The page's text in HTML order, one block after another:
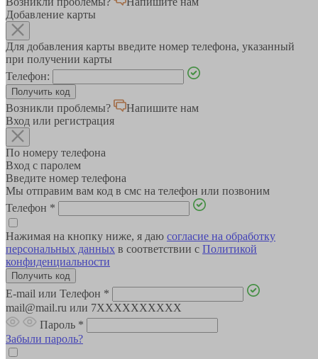
Добавление карты
Для добавления карты введите номер телефона, указанный
при получении карты
Телефон:
Возникли проблемы?
Напишите нам
Вход или регистрация
По номеру телефона
Вход с паролем
Введите номер телефона
Мы отправим вам код в смс на телефон или позвоним
Телефон *
Нажимая на кнопку ниже, я даю согласие на обработку
персональных данных в соответствии с Политикой
конфиденциальности
E-mail или Телефон *
mail@mail.ru или 7XXXXXXXXXX
Пароль *
Забыли пароль?